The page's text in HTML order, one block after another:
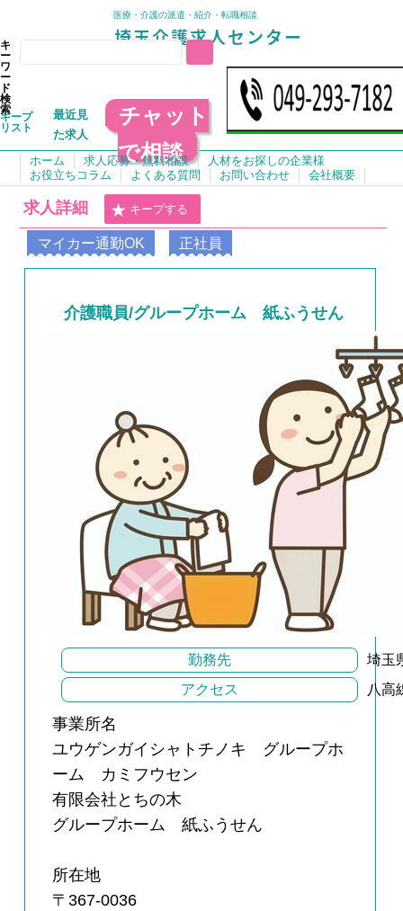
医療・介護の派遣・紹介・転職相談
キ
ー
ワ
ー
ド
検
索
キープ
リスト
最近見
た求人
チャット
で相談
ホーム 求人応募・無料相談
人材をお探しの企業様
お役立ちコラム
よくある質問 お問い合わせ 会社概要
求人詳細 キープする
マイカー通勤OK 正社員
介護職員/グループホーム 紙ふうせん
勤務先
埼玉
アクセス
八高
事業所名
ユウゲンガイシャトチノキ グループホ
ーム カミフウセン
有限会社とちの木
グループホーム 紙ふうせん
所在地
〒367-0036